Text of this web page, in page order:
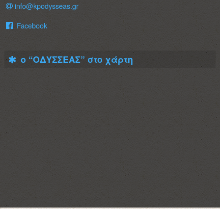
info@kpodysseas.gr
Facebook
ο “ΟΔΥΣΣΕΑΣ” στο χάρτη